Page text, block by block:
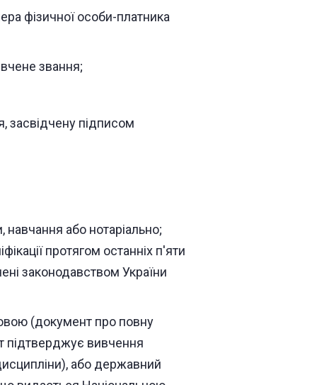
фізичної особи-платника
вчене звання;
засвідчену підписом
або нотаріально;
протягом останніх п'яти
законодавством України
(документ про повну
підтверджує вивчення
або державний